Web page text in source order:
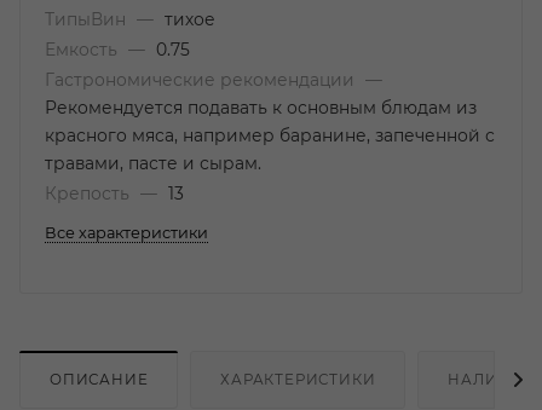
ТипыВин
— тихое
Емкость
—
0.75
Гастрономические рекомендации
—
Рекомендуется подавать к основным блюдам из
красного мяса, например баранине, запеченной с
травами, пасте и сырам.
Крепость
— 13
Все характеристики
ОПИСАНИЕ ХАРАКТЕРИСТИКИ НАЛИЧИЕ